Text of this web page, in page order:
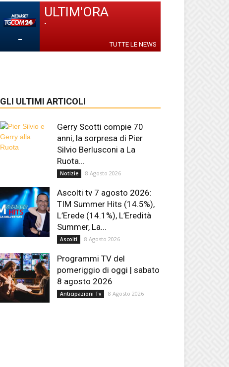
-
ULTIM'ORA
-
TUTTE LE NEWS
GLI ULTIMI ARTICOLI
Gerry Scotti compie 70
anni, la sorpresa di Pier
Silvio Berlusconi a La
Ruota...
Notizie 8 Agosto 2026
Ascolti tv 7 agosto 2026:
TIM Summer Hits (14.5%),
L’Erede (14.1%), L’Eredità
Summer, La...
Ascolti 8 Agosto 2026
Programmi TV del
pomeriggio di oggi | sabato
8 agosto 2026
Anticipazioni Tv 8 Agosto 2026